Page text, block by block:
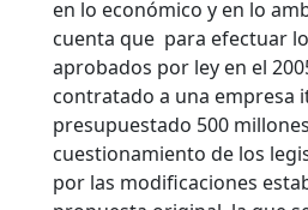
en lo económico y en lo
cuenta que para efectuar
aprobados por ley en el
contratado a una empresa
presupuestado 500
cuestionamiento de los
por las modificaciones